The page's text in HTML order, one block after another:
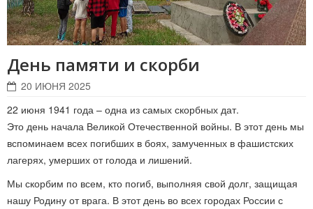
День памяти и скорби
20 ИЮНЯ 2025
22 июня 1941 года – одна из самых скорбных дат.
Это день начала Великой Отечественной войны. В этот день мы
вспоминаем всех погибших в боях, замученных в фашистских
лагерях, умерших от голода и лишений.
Мы скорбим по всем, кто погиб, выполняя свой долг, защищая
нашу Родину от врага. В этот день во всех городах России с